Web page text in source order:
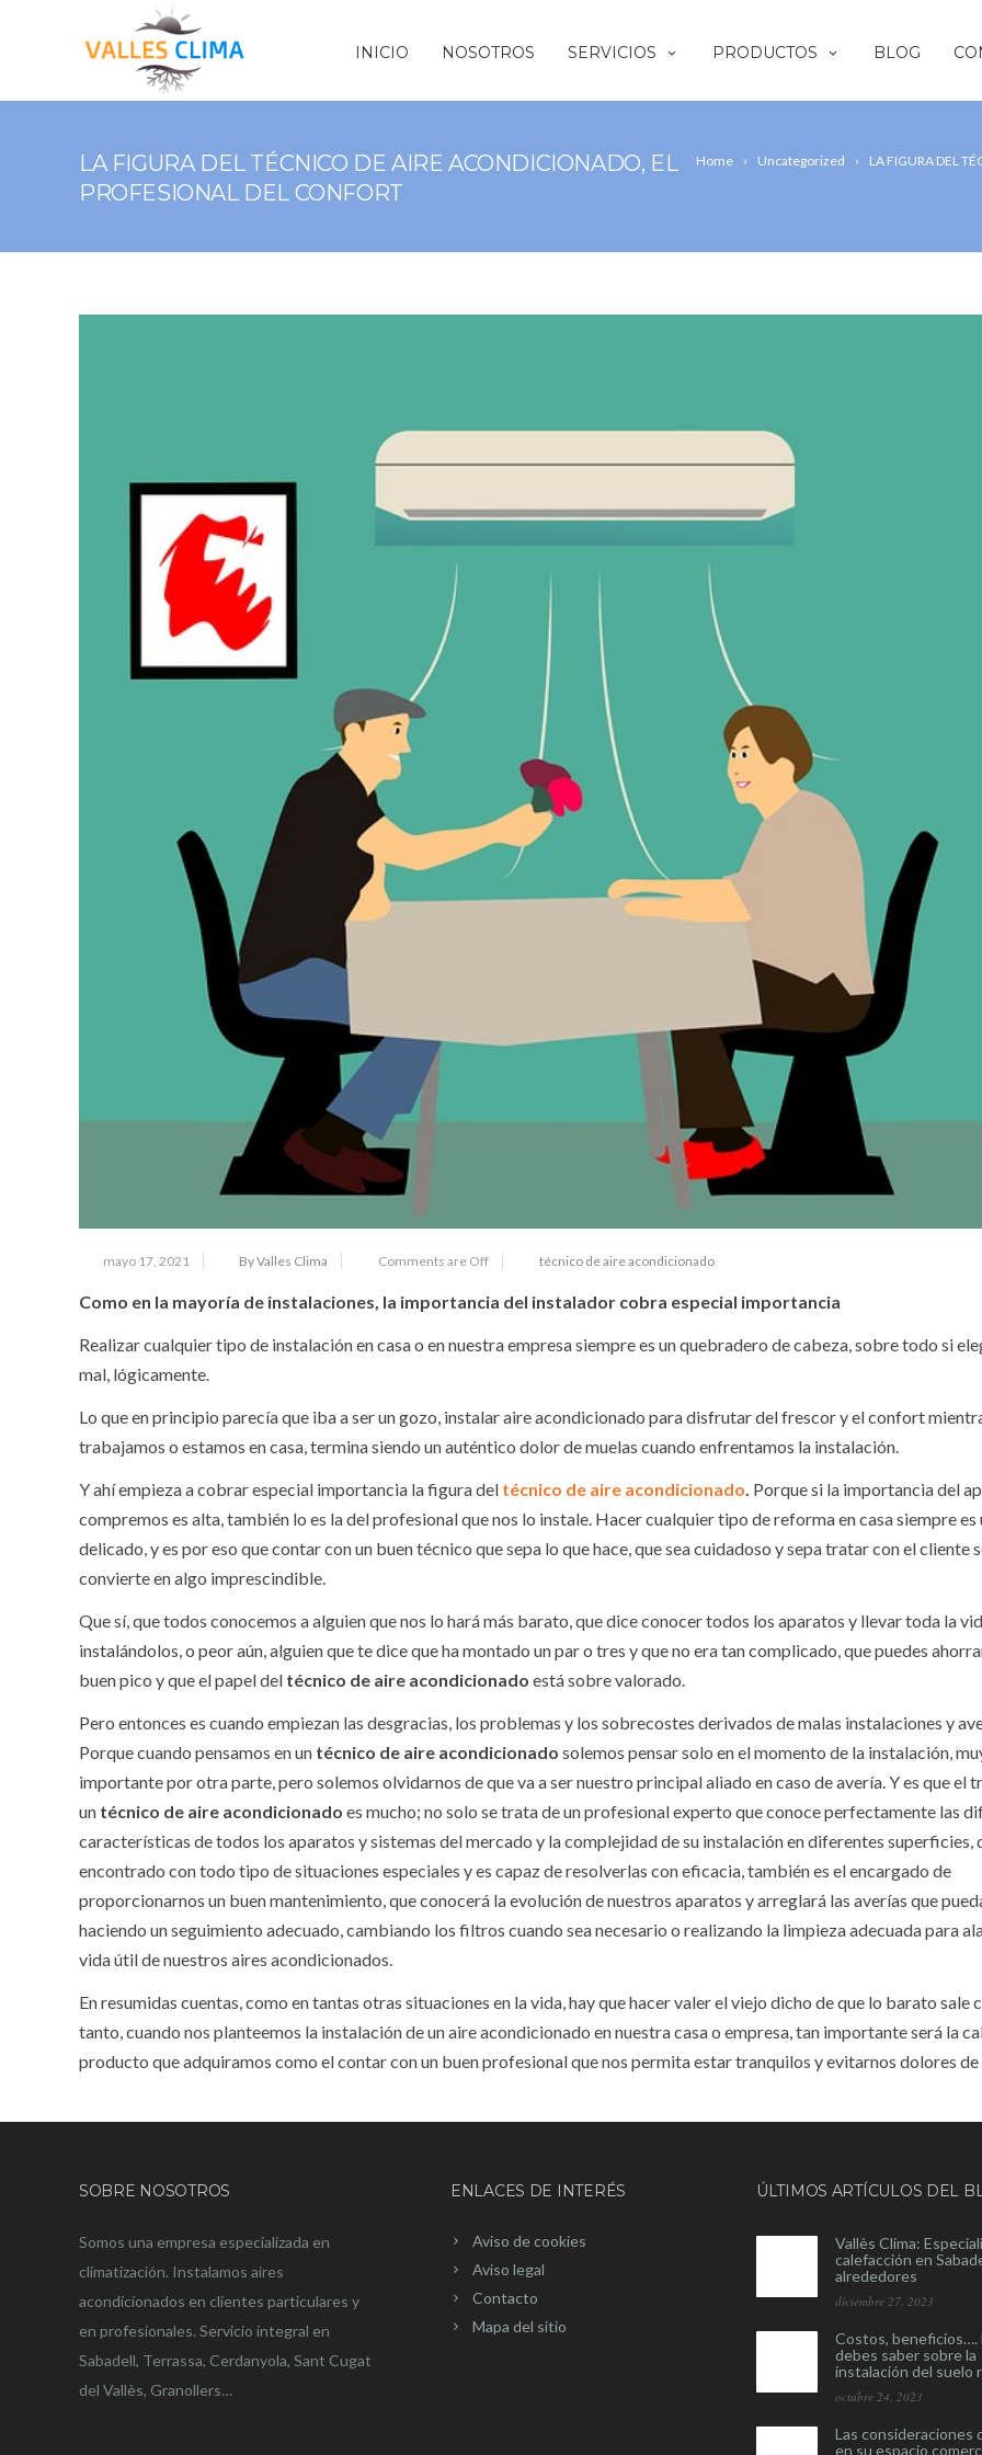
INICIO NOSOTROS SERVICIOS PRODUCTOS BLOG
Home Uncategorized LA FIGURA DEL
LA FIGURA DEL TÉCNICO DE AIRE ACONDICIONADO, EL
PROFESIONAL DEL CONFORT
mayo 17, 2021 By Valles Clima Comments are Off técnico de aire acondicionado
Como en la mayoría de instalaciones, la importancia del instalador cobra especial importancia
Realizar cualquier tipo de instalación en casa o en nuestra empresa siempre es un quebradero de cabeza, sobre todo si
mal, lógicamente.
Lo que en principio parecía que iba a ser un gozo, instalar aire acondicionado para disfrutar del frescor y el confort
trabajamos o estamos en casa, termina siendo un auténtico dolor de muelas cuando enfrentamos la instalación.
Y ahí empieza a cobrar especial importancia la figura del técnico de aire acondicionado. Porque si la importancia del
compremos es alta, también lo es la del profesional que nos lo instale. Hacer cualquier tipo de reforma en casa siempre es
delicado, y es por eso que contar con un buen técnico que sepa lo que hace, que sea cuidadoso y sepa tratar con el cliente
convierte en algo imprescindible.
Que sí, que todos conocemos a alguien que nos lo hará más barato, que dice conocer todos los aparatos y llevar toda la
instalándolos, o peor aún, alguien que te dice que ha montado un par o tres y que no era tan complicado, que puedes
buen pico y que el papel del técnico de aire acondicionado está sobre valorado.
Pero entonces es cuando empiezan las desgracias, los problemas y los sobrecostes derivados de malas instalaciones y
Porque cuando pensamos en un técnico de aire acondicionado solemos pensar solo en el momento de la instalación,
importante por otra parte, pero solemos olvidarnos de que va a ser nuestro principal aliado en caso de avería. Y es que el
un técnico de aire acondicionado es mucho; no solo se trata de un profesional experto que conoce perfectamente las
características de todos los aparatos y sistemas del mercado y la complejidad de su instalación en diferentes superficies,
encontrado con todo tipo de situaciones especiales y es capaz de resolverlas con eficacia, también es el encargado de
proporcionarnos un buen mantenimiento, que conocerá la evolución de nuestros aparatos y arreglará las averías que
haciendo un seguimiento adecuado, cambiando los filtros cuando sea necesario o realizando la limpieza adecuada para
vida útil de nuestros aires acondicionados.
En resumidas cuentas, como en tantas otras situaciones en la vida, hay que hacer valer el viejo dicho de que lo barato sale
tanto, cuando nos planteemos la instalación de un aire acondicionado en nuestra casa o empresa, tan importante será la
producto que adquiramos como el contar con un buen profesional que nos permita estar tranquilos y evitarnos dolores de
SOBRE NOSOTROS
Somos una empresa especializada en
climatización. Instalamos aires
acondicionados en clientes particulares y
en profesionales. Servicio integral en
Sabadell, Terrassa, Cerdanyola, Sant Cugat
del Vallès, Granollers…
ENLACES DE INTERÉS
Aviso de cookies
Aviso legal
Contacto
Mapa del sitio
ÚLTIMOS ARTÍCULOS DEL
Vallès Clima:
calefacción en
alrededores
diciembre 27, 2023
Costos, beneficios….
debes saber sobre la
instalación del suelo
octubre 24, 2023
Las consideraciones
en su espacio